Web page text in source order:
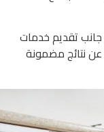
تقديم خدمات
نتائج مضمونة